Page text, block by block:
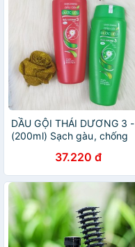
DẦU GỘI THÁI DƯƠNG 3 -
(200ml) Sạch gàu, chống
37.220 đ